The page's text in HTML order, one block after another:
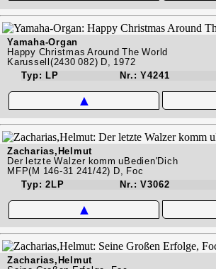
Yamaha-Organ
Happy Christmas Around The World
Karussell(2430 082) D, 1972
Typ: LP
Nr.: Y4241
▲
Zacharias,Helmut
Der letzte Walzer komm uBedien'Dich
MFP(M 146-31 241/42) D, Foc
Typ: 2LP
Nr.: V3062
▲
Zacharias,Helmut